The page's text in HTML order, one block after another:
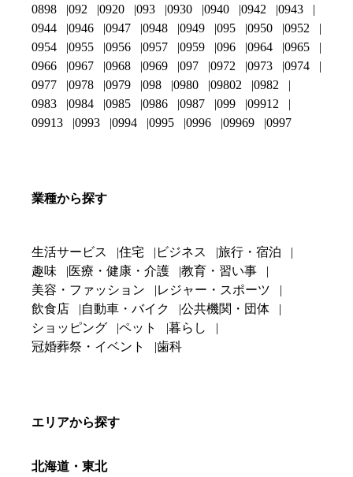
0898
092 0920 093 0930 0940 0942
0943
0944
0946 0947 0948 0949 095 0950
0952
0954
0955 0956 0957 0959 096 0964
0965
0966
0967 0968 0969 097 0972 0973
0974
0977
0978 0979 098 0980 09802
0982
0983
0984 0985 0986 0987 099
09912
09913
0993 0994 0995 0996 09969 0997
業種から探す
生活サービス 住宅 ビジネス
旅行・宿泊
趣味
医療・健康・介護
教育・習い事
美容・ファッション
レジャー・スポーツ
飲食店
自動車・バイク
公共機関・団体
ショッピング
ペット
暮らし
冠婚葬祭・イベント
歯科
エリアから探す
北海道・東北